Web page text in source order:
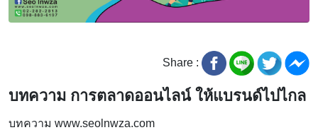
Share :
บทความ การตลาดออนไลน์ ให้แบรนด์ไปไกล
บทความ www.seolnwza.com